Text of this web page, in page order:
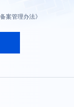
案管理办法》